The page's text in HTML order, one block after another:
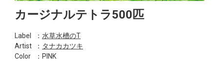
カージナルテトラ500匹
Label ： 水草水槽のT
Artist
： タナカカツキ
Color
：PINK